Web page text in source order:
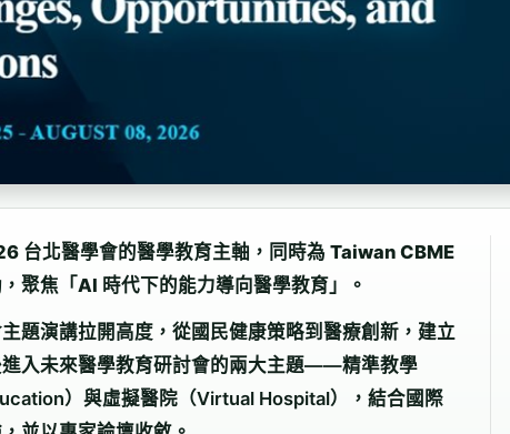
台北醫學會的醫學教育主軸，同時為 Taiwan CBME
聚焦「AI 時代下的能力導向醫學教育」。
題演講拉開高度，從國民健康策略到醫療創新，建立
入未來醫學教育研討會的兩大主題——精準教學
）與虛擬醫院（Virtual Hospital），結合國際